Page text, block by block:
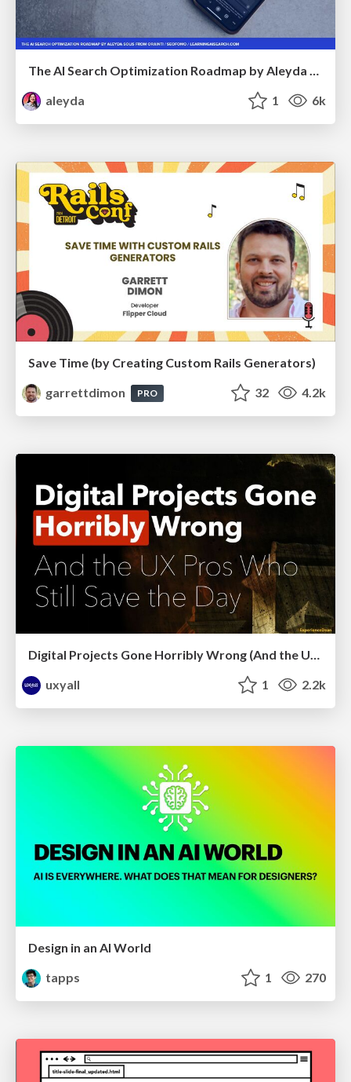
aleyda
1 6k
Save Time (by Creating Custom Rails Generators)
garrettdimon
PRO 32 4.2k
Digital Projects Gone Horribly Wrong (And the UX Pros Who Still Save the Day) - Dean Schuster
uxyall
1 2.2k
Design in an AI World
tapps
1 270